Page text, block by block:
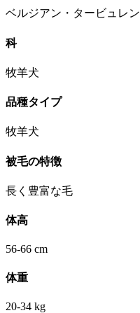
ベルジアン・タービュレン
科
牧羊犬
品種タイプ
牧羊犬
被毛の特徴
長く豊富な毛
体高
56-66 cm
体重
20-34 kg